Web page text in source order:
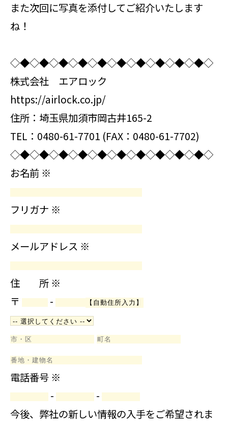
また次回に写真を添付してご紹介いたします
ね！
◇◆◇◆◇◆◇◆◇◆◇◆◇◆◇◆◇◆◇◆◇
株式会社 エアロック
https://airlock.co.jp/
住所：埼玉県加須市岡古井165-2
TEL：0480-61-7701 (FAX：0480-61-7702)
◇◆◇◆◇◆◇◆◇◆◇◆◇◆◇◆◇◆◇◆◇
お名前 ※
フリガナ ※
メールアドレス ※
住 所 ※
〒
-
電話番号 ※
-
-
今後、弊社の新しい情報の入手をご希望されま